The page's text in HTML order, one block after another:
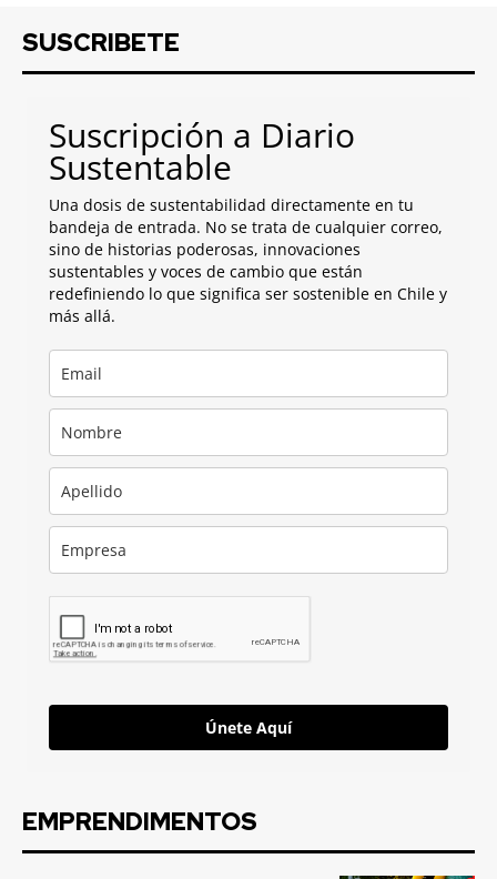
SUSCRIBETE
Suscripción a Diario
Sustentable
Una dosis de sustentabilidad directamente en tu
bandeja de entrada. No se trata de cualquier correo,
sino de historias poderosas, innovaciones
sustentables y voces de cambio que están
redefiniendo lo que significa ser sostenible en Chile y
más allá.
Únete Aquí
EMPRENDIMENTOS